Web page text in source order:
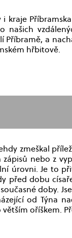
a
hřbitově.
zmeškal
nebo z
úrovni. Je to
před dobu
doby.
od Týna
oříškem.